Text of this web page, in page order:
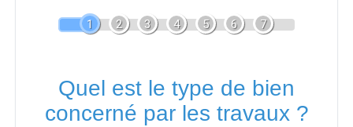
1 2 3 4 5 6 7
Quel est le type de bien
concerné par les travaux ?